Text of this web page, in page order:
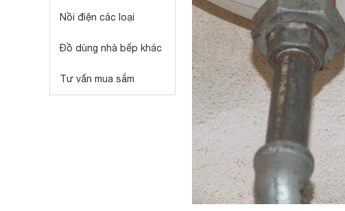
Nồi điện các loại
Đồ dùng nhà bếp khác
Tư vấn mua sắm